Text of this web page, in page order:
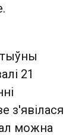
21
з'явілася
можна